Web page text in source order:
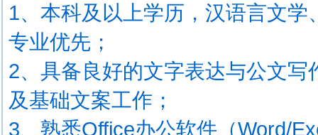
1、本科及以上学历，汉语言文
专业优先；
2、具备良好的文字表达与公文
及基础文案工作；
3、熟悉Office办公软件（Word/